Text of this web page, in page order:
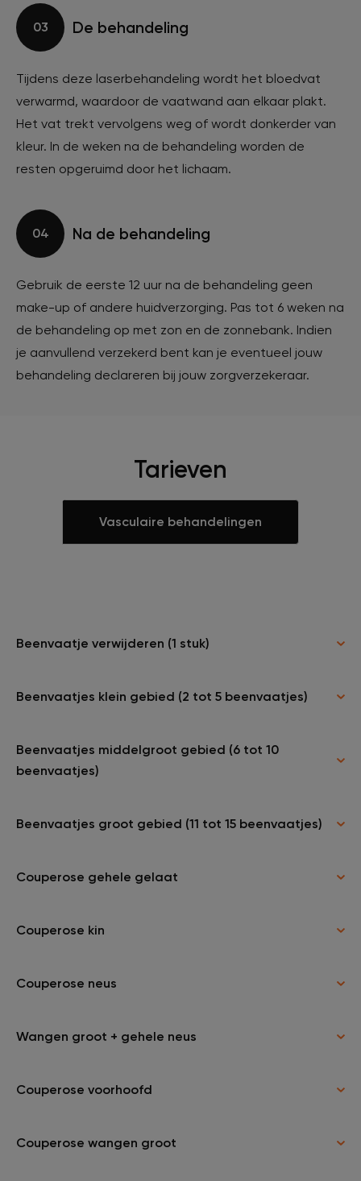
03 De behandeling
Tijdens deze laserbehandeling wordt het bloedvat
verwarmd, waardoor de vaatwand aan elkaar plakt.
Het vat trekt vervolgens weg of wordt donkerder van
kleur. In de weken na de behandeling worden de
resten opgeruimd door het lichaam.
04 Na de behandeling
Gebruik de eerste 12 uur na de behandeling geen
make-up of andere huidverzorging. Pas tot 6 weken na
de behandeling op met zon en de zonnebank. Indien
je aanvullend verzekerd bent kan je eventueel jouw
behandeling declareren bij jouw zorgverzekeraar.
Tarieven
Vasculaire behandelingen
Beenvaatje verwijderen (1 stuk)
Beenvaatjes klein gebied (2 tot 5 beenvaatjes)
Beenvaatjes middelgroot gebied (6 tot 10
beenvaatjes)
Beenvaatjes groot gebied (11 tot 15 beenvaatjes)
Couperose gehele gelaat
Couperose kin
Couperose neus
Wangen groot + gehele neus
Couperose voorhoofd
Couperose wangen groot